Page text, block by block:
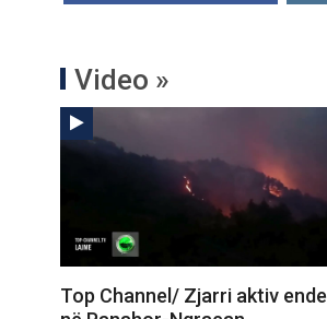
Video »
Top Channel/ Zjarri aktiv ende